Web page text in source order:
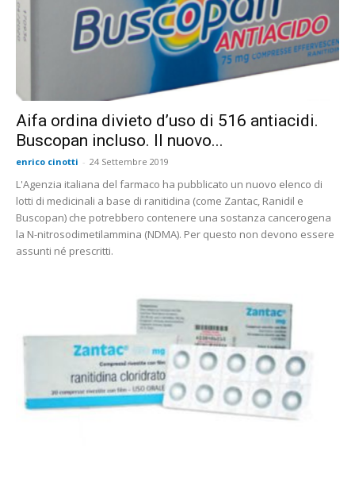
Aifa ordina divieto d’uso di 516 antiacidi.
Buscopan incluso. Il nuovo...
enrico cinotti - 24 Settembre 2019
L'Agenzia italiana del farmaco ha pubblicato un nuovo elenco di
lotti di medicinali a base di ranitidina (come Zantac, Ranidil e
Buscopan) che potrebbero contenere una sostanza cancerogena
la N-nitrosodimetilammina (NDMA). Per questo non devono essere
assunti né prescritti.